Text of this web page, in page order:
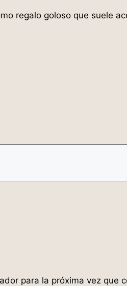
regalo goloso que suele
para la próxima vez que